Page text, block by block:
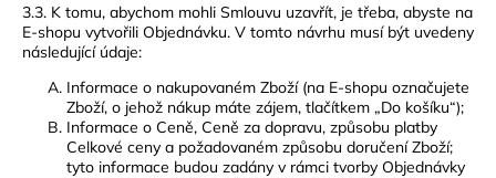
3.3. K tomu, abychom mohli Smlouvu uzavřít, je třeba, abyste na
E-shopu vytvořili Objednávku. V tomto návrhu musí být uvedeny
následující údaje:
Informace o nakupovaném Zboží (na E-shopu označujete
Zboží, o jehož nákup máte zájem, tlačítkem „Do košíku“);
Informace o Ceně, Ceně za dopravu, způsobu platby
Celkové ceny a požadovaném způsobu doručení Zboží;
tyto informace budou zadány v rámci tvorby Objednávky